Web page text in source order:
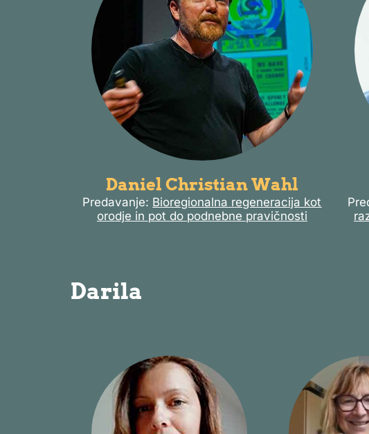
Daniel Christian Wahl
Predavanje: Bioregionalna regeneracija kot
orodje in pot do podnebne pravičnosti
Darila